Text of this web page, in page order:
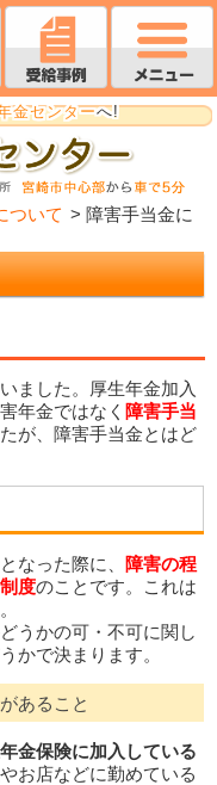
金センターへ!
ついて > 障害手当金に
ました。厚生年金加入
年金ではなく 障害手当
が、障害手当金とはど
なった際に、
障害の程
度のことです。これは
うかの可・不可に関し
かで決まります。
あること
金保険に加入している
お店などに勤めている